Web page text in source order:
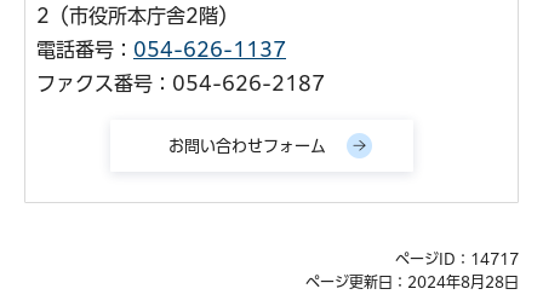
2（市役所本庁舎2階）
電話番号： 054-626-1137
ファクス番号：054-626-2187
ページID：14717
ページ更新日：2024年8月28日